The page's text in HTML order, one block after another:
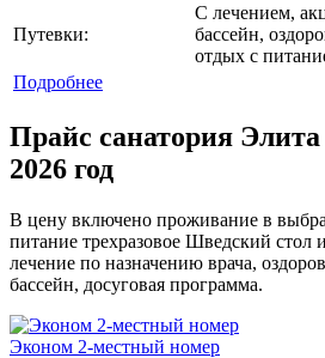
Путевки:
С лечением,
бассейн,
отдых с
Подробнее
Прайс санатория
2026 год
В цену включено проживание в
питание трехразовое Шведский стол
лечение по назначению врача,
бассейн, досуговая программа.
Эконом 2-местный номер